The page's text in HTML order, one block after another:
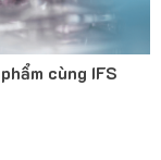
cùng IFS